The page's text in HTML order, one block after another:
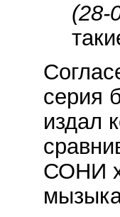
(28-
серия
издал
СОНИ